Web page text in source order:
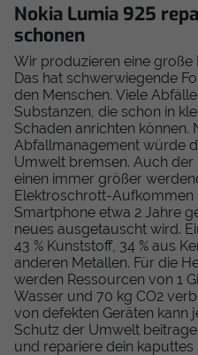
Nokia Lumia 925
schonen
Wir produzieren eine große
Das hat schwerwiegende
den Menschen. Viele
Substanzen, die schon in
Schaden anrichten können.
Abfallmanagement würde
Umwelt bremsen. Auch
einen immer größer
Elektroschrott-Aufkommen
Smartphone etwa 2 Jahre
neues ausgetauscht wird.
43 % Kunststoff, 34 % aus
anderen Metallen. Für die
werden Ressourcen von 1
Wasser und 70 kg CO2
von defekten Geräten kann
Schutz der Umwelt
und repariere dein